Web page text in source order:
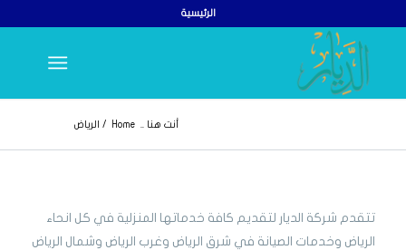
الرئيسية
أنت هنا .. Home
/ الرياض
تتقدم شركة الديار لتقديم كافة خدماتها المنزلية في كل انحاء
الرياض وخدمات الصيانة في شرق الرياض وغرب الرياض وشمال الرياض